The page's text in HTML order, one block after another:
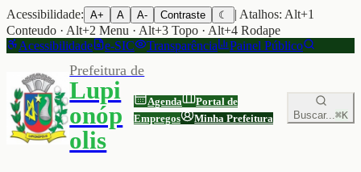
Acessibilidade: A+ A A- Contraste ☾
| Atalhos: Alt+1
Conteudo · Alt+2 Menu · Alt+3 Topo · Alt+4 Rodape
Acessibilidade
e-SIC Transparência Painel Público
Prefeitura de
Lupi
onóp
olis
Agenda
Portal de
Empregos
Minha Prefeitura Buscar...⌘K